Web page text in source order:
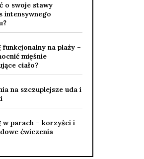
o swoje stawy
intensywnego
na plaży –
mięśnie
ciało?
na szczuplejsze uda i
w parach – korzyści i
ćwiczenia